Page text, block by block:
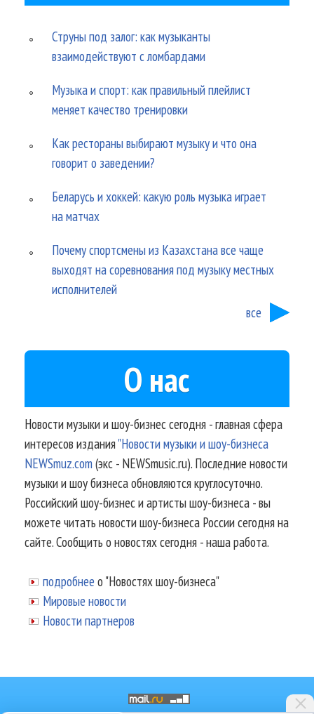
Струны под залог: как музыканты
взаимодействуют с ломбардами
Музыка и спорт: как правильный плейлист
меняет качество тренировки
Как рестораны выбирают музыку и что она
говорит о заведении?
Беларусь и хоккей: какую роль музыка играет
на матчах
Почему спортсмены из Казахстана все чаще
выходят на соревнования под музыку местных
исполнителей
все
О нас
Новости музыки и шоу-бизнес сегодня - главная сфера
интересов издания"Новости музыки и шоу-бизнеса
NEWSmuz.com(экс - NEWSmusic.ru). Последние новости
музыки и шоу бизнеса обновляются круглосуточно.
Российский шоу-бизнес и артисты шоу-бизнеса - вы
можете читать новости шоу-бизнеса России сегодня на
сайте. Сообщить о новостях сегодня - наша работа.
подробнее о "Новостях шоу-бизнеса"
Мировые новости
Новости партнеров